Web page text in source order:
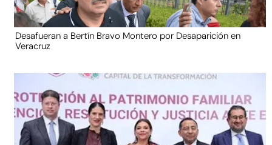
Desafueran a Bertín Bravo Montero por Desaparición en
Veracruz